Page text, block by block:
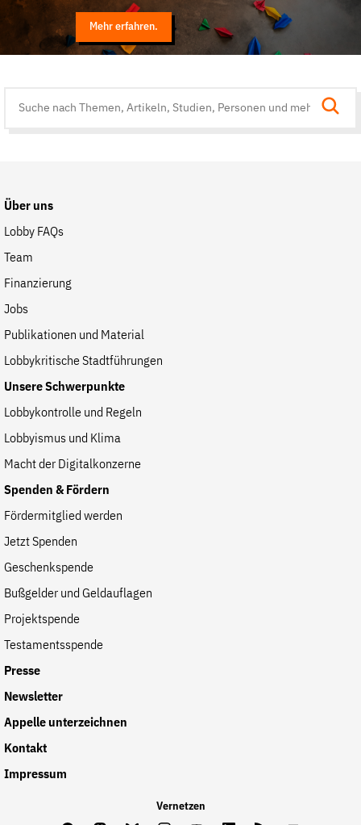
Mehr erfahren.
Über uns
Lobby FAQs
Team
Finanzierung
Jobs
Publikationen und Material
Lobbykritische Stadtführungen
Unsere Schwerpunkte
Lobbykontrolle und Regeln
Lobbyismus und Klima
Macht der Digitalkonzerne
Spenden & Fördern
Fördermitglied werden
Jetzt Spenden
Geschenkspende
Bußgelder und Geldauflagen
Projektspende
Testamentsspende
Presse
Newsletter
Appelle unterzeichnen
Kontakt
Impressum
Vernetzen